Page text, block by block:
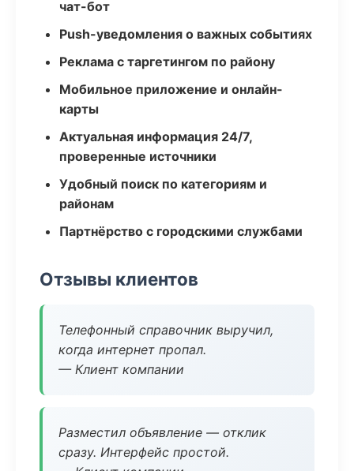
чат-бот
Push-уведомления о важных событиях
Реклама с таргетингом по району
Мобильное приложение и онлайн-
карты
Актуальная информация 24/7,
проверенные источники
Удобный поиск по категориям и
районам
Партнёрство с городскими службами
Отзывы клиентов
Телефонный справочник выручил,
когда интернет пропал.
— Клиент компании
Разместил объявление — отклик
сразу. Интерфейс простой.